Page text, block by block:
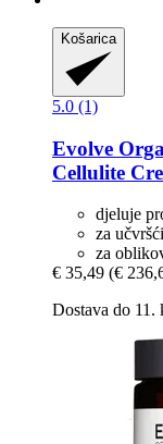
Košarica
5.0 (1)
Evolve
Cellulite
djeluje
za
za
€ 35,49 (€
Dostava do 11.